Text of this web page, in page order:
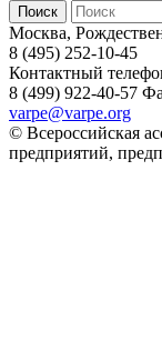
Москва,
8 (495) 252-10-45
Контактный
8 (499) 922-40-57
varpe@varpe.org
© Всероссийская
предприятий,